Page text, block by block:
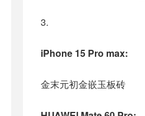
3.
iPhone 15 Pro max:
金末元初金嵌玉板砖